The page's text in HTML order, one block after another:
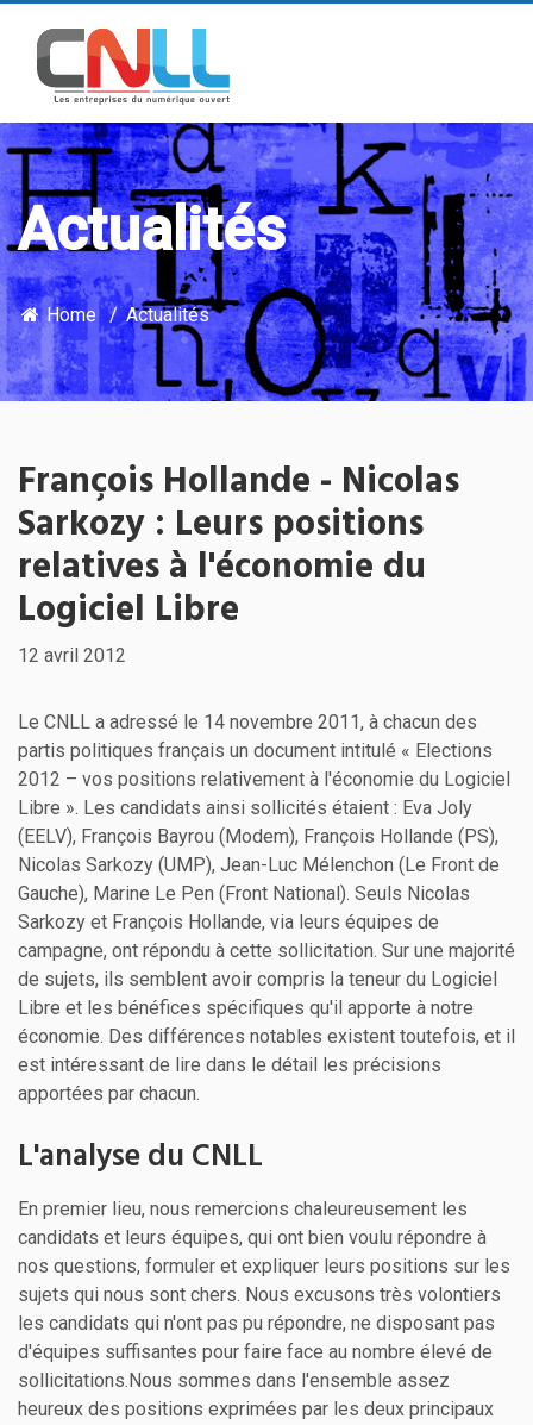
Actualités
Home Actualités
François Hollande - Nicolas
Sarkozy : Leurs positions
relatives à l'économie du
Logiciel Libre
12 avril 2012
Le CNLL a adressé le 14 novembre 2011, à chacun des
partis politiques français un document intitulé « Elections
2012 – vos positions relativement à l'économie du Logiciel
Libre ». Les candidats ainsi sollicités étaient : Eva Joly
(EELV), François Bayrou (Modem), François Hollande (PS),
Nicolas Sarkozy (UMP), Jean-Luc Mélenchon (Le Front de
Gauche), Marine Le Pen (Front National). Seuls Nicolas
Sarkozy et François Hollande, via leurs équipes de
campagne, ont répondu à cette sollicitation. Sur une majorité
de sujets, ils semblent avoir compris la teneur du Logiciel
Libre et les bénéfices spécifiques qu'il apporte à notre
économie. Des différences notables existent toutefois, et il
est intéressant de lire dans le détail les précisions
apportées par chacun.
L'analyse du CNLL
En premier lieu, nous remercions chaleureusement les
candidats et leurs équipes, qui ont bien voulu répondre à
nos questions, formuler et expliquer leurs positions sur les
sujets qui nous sont chers. Nous excusons très volontiers
les candidats qui n'ont pas pu répondre, ne disposant pas
d'équipes suffisantes pour faire face au nombre élevé de
sollicitations.Nous sommes dans l'ensemble assez
heureux des positions exprimées par les deux principaux